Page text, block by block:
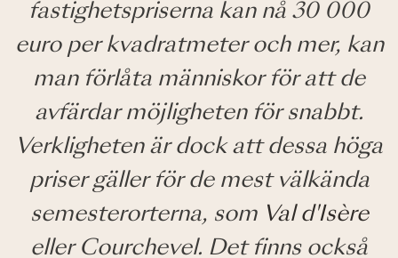
fastighetspriserna kan nå 30 000
euro per kvadratmeter och mer, kan
man förlåta människor för att de
avfärdar möjligheten för snabbt.
Verkligheten är dock att dessa höga
priser gäller för de mest välkända
semesterorterna, som Val d'Isère
eller Courchevel. Det finns också